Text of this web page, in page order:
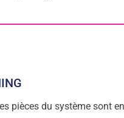
pièces du système sont